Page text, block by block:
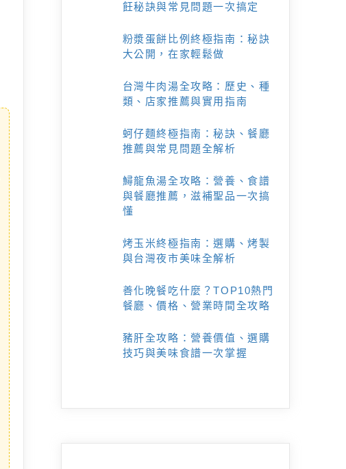
飪秘訣與常見問題一次搞定
粉漿蛋餅比例終極指南：秘訣
大公開，在家輕鬆做
台灣牛肉湯全攻略：歷史、種
類、店家推薦與實用指南
蚵仔麵終極指南：秘訣、餐廳
推薦與常見問題全解析
鱘龍魚湯全攻略：營養、食譜
與餐廳推薦，滋補聖品一次搞
懂
烤玉米終極指南：選購、烤製
與台灣夜市美味全解析
善化晚餐吃什麼？TOP10熱門
餐廳、價格、營業時間全攻略
豬肝全攻略：營養價值、選購
技巧與美味食譜一次掌握